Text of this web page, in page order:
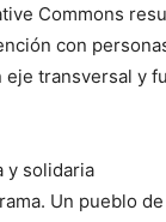
Commons
con
transversal y
y solidaria
Un pueblo